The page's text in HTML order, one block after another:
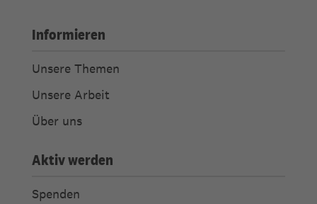
Informieren
Unsere Themen
Unsere Arbeit
Über uns
Aktiv werden
Spenden